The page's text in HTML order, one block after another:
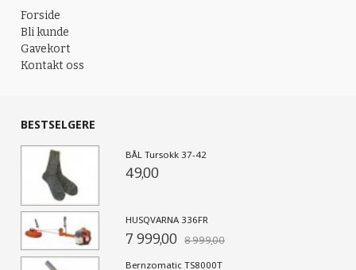
Forside
Bli kunde
Gavekort
Kontakt oss
BESTSELGERE
BÅL Tursokk 37-42
49,00
HUSQVARNA 336FR
7 999,00 8 999,00
Bernzomatic TS8000T